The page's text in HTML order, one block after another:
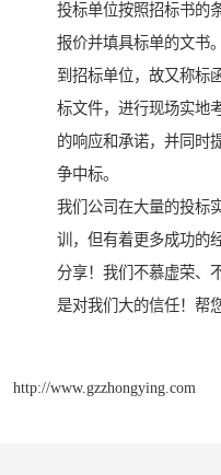
投标单位按照招标书的
报价并填具标单的文书
到招标单位，故又称标
标文件，进行现场实地
的响应和承诺，并同时
争中标。
我们公司在大量的投标
训，但有着更多成功的
分享！我们不慕虚荣、
是对我们大的信任！帮
http://www.gzzhongying.com